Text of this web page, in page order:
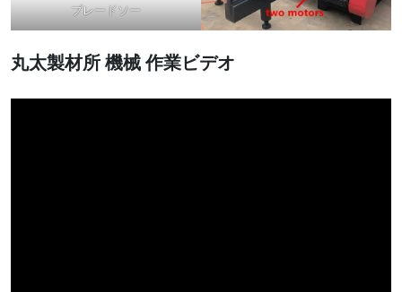
ブレードソー
丸太製材所機械作業ビデオ